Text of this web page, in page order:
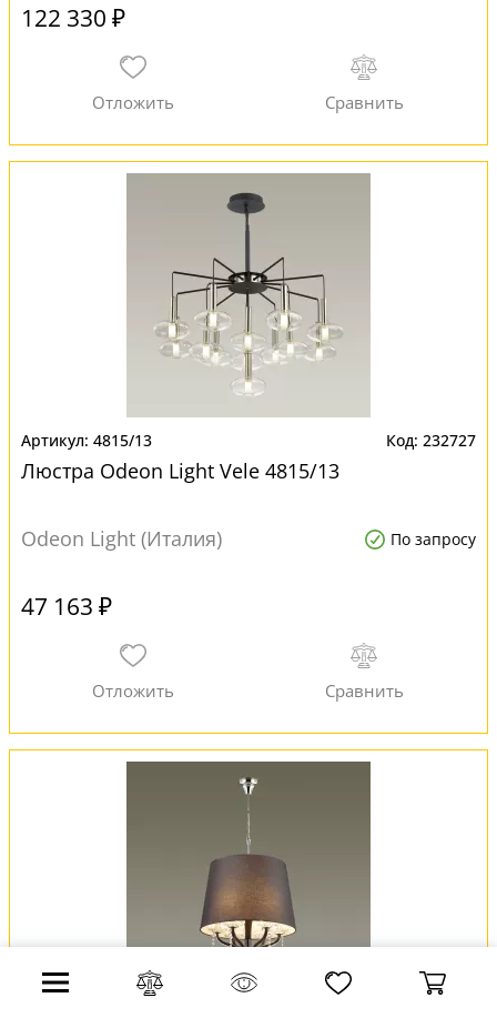
122 330 ₽
4815/13 232727
Люстра Odeon Light Vele 4815/13
Odeon Light (Италия) По запросу
47 163 ₽